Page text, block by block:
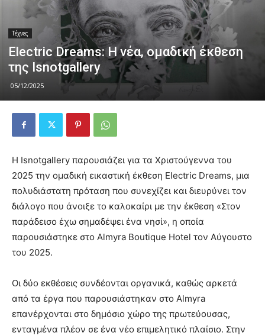
Τέχνες
Electric Dreams: Η νέα, ομαδική έκθεση
της Isnotgallery
05/12/2025
Η Isnotgallery παρουσιάζει για τα Χριστούγεννα του
2025 την ομαδική εικαστική έκθεση Electric Dreams, μια
πολυδιάστατη πρόταση που συνεχίζει και διευρύνει τον
διάλογο που άνοιξε το καλοκαίρι με την έκθεση «Στον
παράδεισο έχω σημαδέψει ένα νησί», η οποία
παρουσιάστηκε στο Almyra Boutique Hotel τον Αύγουστο
του 2025.
Οι δύο εκθέσεις συνδέονται οργανικά, καθώς αρκετά
από τα έργα που παρουσιάστηκαν στο Almyra
επανέρχονται στο δημόσιο χώρο της πρωτεύουσας,
ενταγμένα πλέον σε ένα νέο επιμελητικό πλαίσιο. Στην